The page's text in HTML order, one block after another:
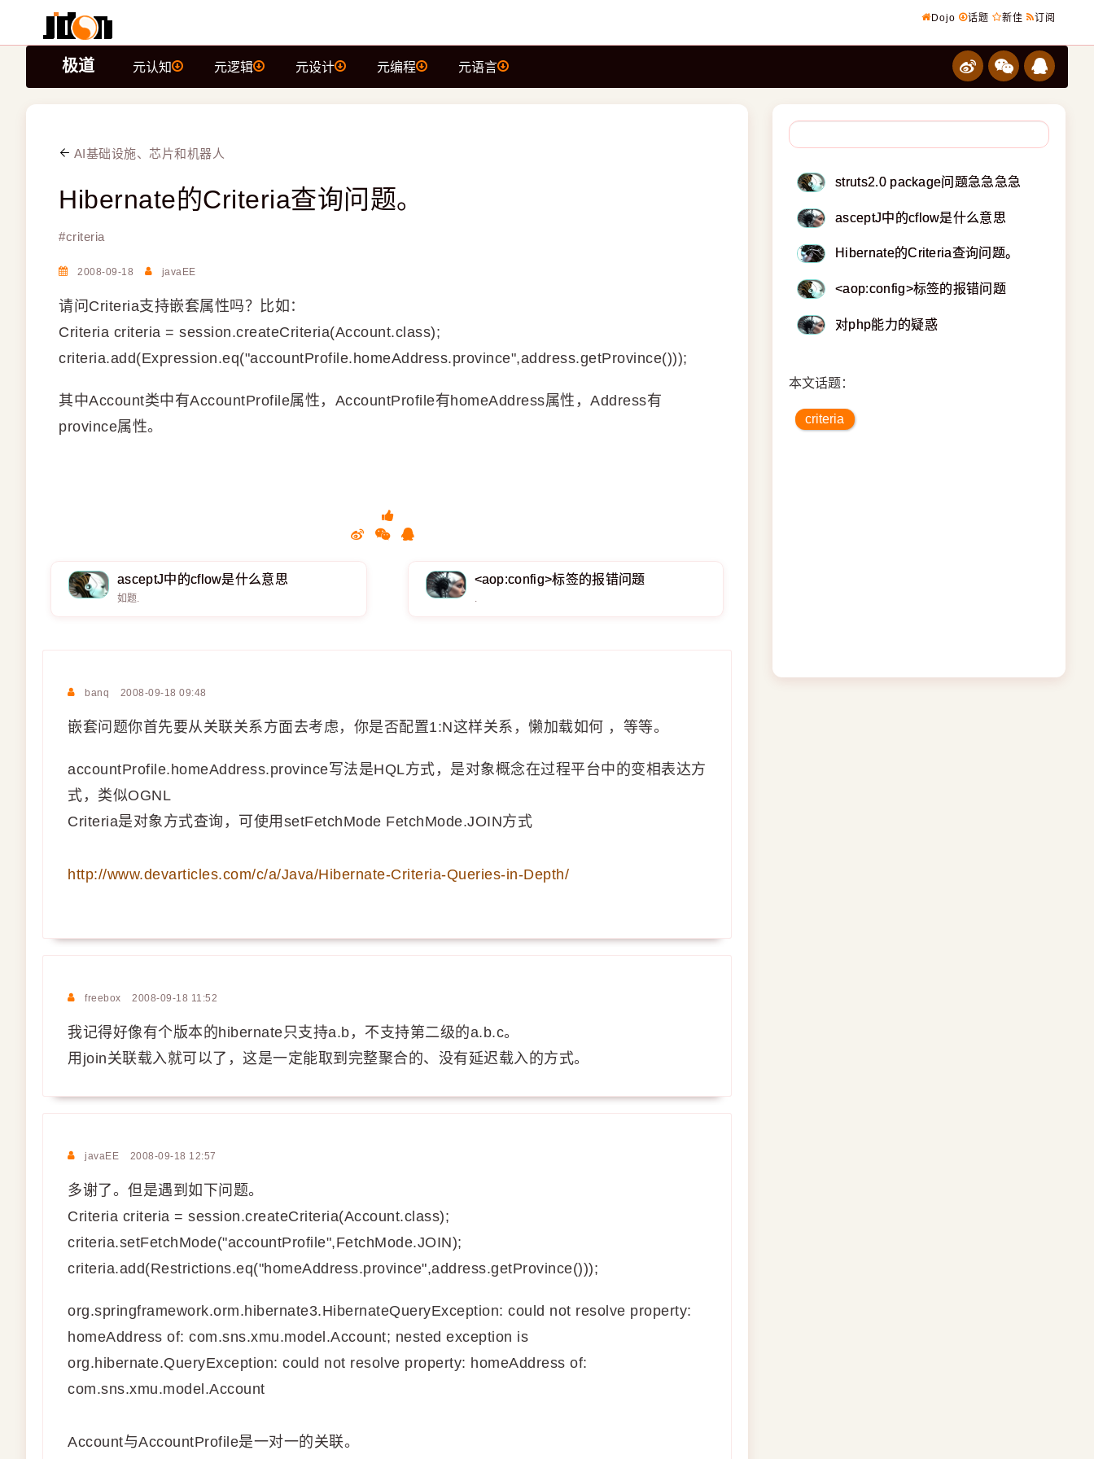
Dojo 话题 新佳 订阅
极道 元认知 元逻辑 元设计 元编程 元语言
AI基础设施、芯片和机器人
Hibernate的Criteria查询问题。
#criteria
2008-09-18 javaEE
请问Criteria支持嵌套属性吗？比如：
Criteria criteria = session.createCriteria(Account.class);
criteria.add(Expression.eq("accountProfile.homeAddress.province",address.getProvince()));
其中Account类中有AccountProfile属性，AccountProfile有homeAddress属性，Address有
province属性。
asceptJ中的cflow是什么意思
如题.
<aop:config>标签的报错问题
.
banq 2008-09-18 09:48
嵌套问题你首先要从关联关系方面去考虑，你是否配置1:N这样关系，懒加载如何 ，等等。
accountProfile.homeAddress.province写法是HQL方式，是对象概念在过程平台中的变相表达方
式，类似OGNL
Criteria是对象方式查询，可使用setFetchMode FetchMode.JOIN方式
http://www.devarticles.com/c/a/Java/Hibernate-Criteria-Queries-in-Depth/
freebox 2008-09-18 11:52
我记得好像有个版本的hibernate只支持a.b，不支持第二级的a.b.c。
用join关联载入就可以了，这是一定能取到完整聚合的、没有延迟载入的方式。
javaEE 2008-09-18 12:57
多谢了。但是遇到如下问题。
Criteria criteria = session.createCriteria(Account.class);
criteria.setFetchMode("accountProfile",FetchMode.JOIN);
criteria.add(Restrictions.eq("homeAddress.province",address.getProvince()));
org.springframework.orm.hibernate3.HibernateQueryException: could not resolve property:
homeAddress of: com.sns.xmu.model.Account; nested exception is
org.hibernate.QueryException: could not resolve property: homeAddress of:
com.sns.xmu.model.Account
Account与AccountProfile是一对一的关联。
struts2.0 package问题急急急急
asceptJ中的cflow是什么意思
Hibernate的Criteria查询问题。
<aop:config>标签的报错问题
对php能力的疑惑
本文话题：
criteria